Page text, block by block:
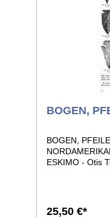
BOGEN,
BOGEN,
ESKIMO - Otis
Standardwerk
25,50 €*